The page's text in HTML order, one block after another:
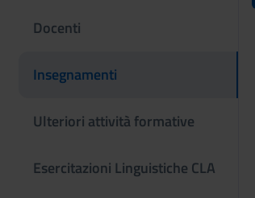
Docenti
Insegnamenti
Ulteriori attività formative
Esercitazioni Linguistiche CLA